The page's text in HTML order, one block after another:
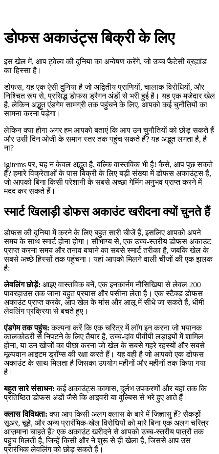
डोफस अकाउंट्स बिक्री के लिए
इस खेल में, आप ट्वेल्व की दुनिया का अन्वेषण करेंगे, जो उच्च फैंटेसी ब्रह्मांड
का हिस्सा है।
डोफस, यह एक ऐसी दुनिया है जो अद्वितीय प्राणियों, चालाक विरोधियों, और
निश्चित रूप से, प्रसिद्ध डोफस ड्रैगन अंडों से भरी हुई है। यह एक मजेदार खेल
है, लेकिन अद्भुत एंडगेम सामग्री तक पहुंचने के लिए, आपको कई चुनौतियों का
सामना करना पड़ेगा।
लेकिन क्या होगा अगर हम आपको बताएं कि आप उन चुनौतियों को छोड़ सकते हैं
और उसी दिन ओजी के समान स्तर तक पहुंच सकते हैं? यह अद्भुत लगता है, है
ना?
igitems पर, यह न केवल अद्भुत है, बल्कि वास्तविक भी है! कैसे, आप पूछ सकते
हैं? हमारे विक्रेताओं के पास बिक्री के लिए बड़ी संख्या में डोफस अकाउंट्स हैं,
जो आपको बिना किसी परेशानी के सबसे अच्छा गेमिंग अनुभव प्राप्त करने में
मदद कर सकते हैं।
स्मार्ट खिलाड़ी डोफस अकाउंट खरीदना क्यों चुनते हैं
डोफस की दुनिया में करने के लिए बहुत सारी चीजें हैं, इसलिए आपको अपने
समय के साथ स्मार्ट होना होगा। सौभाग्य से, एक उच्च-स्तरीय डोफस अकाउंट
प्राप्त करना समय और तनाव बचाने का सबसे स्मार्ट तरीका है, जबकि खेल के
सबसे अच्छे हिस्सों तक पहुंचना। यहां आपको मिलने वाली चीजों की एक झलक
है:
लेवलिंग छोड़ें: आइए वास्तविक बनें, एक इनकार्नम नौसिखिया से लेवल 200
पावरहाउस तक जाना बहुत प्रयास और पसीना लेता है। एक स्टैक्ड डोफस
अकाउंट प्राप्त करके, आप खेल के मांस और आलू में सीधे जा सकते हैं, धीमी
लेवलिंग प्रक्रिया से बचते हुए।
एंडगेम तक पहुंच:कल्पना करें कि एक चरित्र में लॉग इन करना जो भयानक
कालकोठरी से निपटने के लिए तैयार है, उच्च-दांव पीवीपी लड़ाइयों में शामिल
होना, या उन खोजों का पीछा करना जो खेल के सबसे गहरे रहस्यों और सबसे
मूल्यवान आइटम ड्रॉप्स की रक्षा करते हैं। यह वही है जो आपको एक डोफस
अकाउंट के साथ मिलता है जिसका उपयोग महीनों और महीनों तक किया गया
है।
बहुत सारे संसाधन: कई अकाउंट्स कामास, दुर्लभ उपकरणों और यहां तक कि
प्रतिष्ठित डोफस अंडों जैसे कि आइवरी या वुल्बिस से भरे हुए आते हैं।
क्लास विविधता:क्या आप किसी अलग क्लास के बारे में जिज्ञासु हैं? सैकड़ों
सूअर, चूहे, और अन्य प्रारंभिक-खेल विरोधियों को मारे बिना एक अलग चरित्र
आज़माना चाहते हैं? एक अकाउंट खरीदने से आपको उच्च-स्तरीय पात्रों तक
पहुंच मिलती है, जिन्हें किसी और ने शुरू से ही खेला है, जिससे आप उस
प्रारंभिक लेवलिंग को छोड़ सकते हैं।